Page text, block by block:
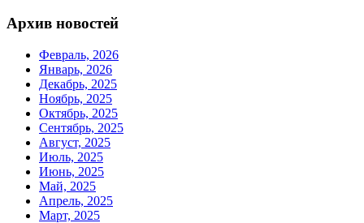
Архив новостей
Февраль, 2026
Январь, 2026
Декабрь, 2025
Ноябрь, 2025
Октябрь, 2025
Сентябрь, 2025
Август, 2025
Июль, 2025
Июнь, 2025
Май, 2025
Апрель, 2025
Март, 2025